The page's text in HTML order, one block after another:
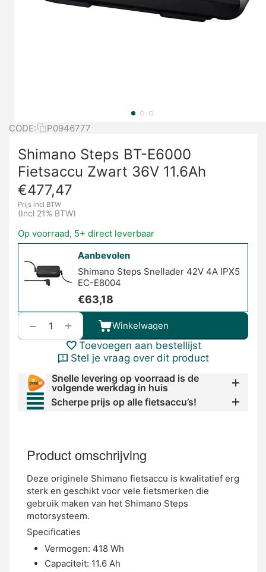
CODE: P0946777
Shimano Steps BT-E6000
Fietsaccu Zwart 36V 11.6Ah
€477,47
Prijs incl BTW
(Incl 21% BTW)
Op voorraad, 5+ direct leverbaar
Aanbevolen
Shimano Steps Snellader 42V 4A IPX5
EC-E8004
€63,18
+
− Winkelwagen
Toevoegen aan bestellijst
Stel je vraag over dit product
Snelle levering op voorraad is de
volgende werkdag in huis
Scherpe prijs op alle fietsaccu’s!
Product omschrijving
Deze originele Shimano fietsaccu is kwalitatief erg
sterk en geschikt voor vele fietsmerken die
gebruik maken van het Shimano Steps
motorsysteem.
Specificaties
Vermogen: 418 Wh
Capaciteit: 11.6 Ah